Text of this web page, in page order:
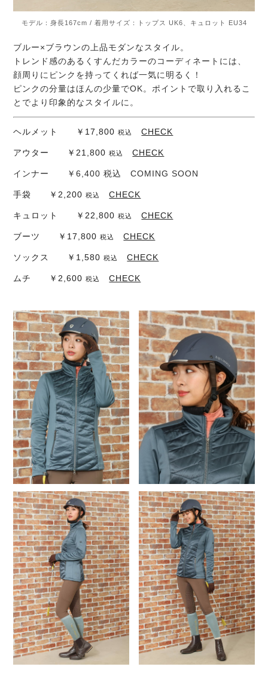
モデル：身長167cm / 着用サイズ：トップス UK6、キュロット EU34
ブルー×ブラウンの上品モダンなスタイル。
トレンド感のあるくすんだカラーのコーディネートには、
顔周りにピンクを持ってくれば一気に明るく！
ピンクの分量はほんの少量でOK。ポイントで取り入れるこ
とでより印象的なスタイルに。
ヘルメット ￥17,800税込 CHECK
アウター ￥21,800税込 CHECK
インナー ￥6,400 税込 COMING SOON
手袋 ￥2,200税込 CHECK
キュロット ￥22,800税込 CHECK
ブーツ ￥17,800税込 CHECK
ソックス ￥1,580税込 CHECK
ムチ ￥2,600税込 CHECK